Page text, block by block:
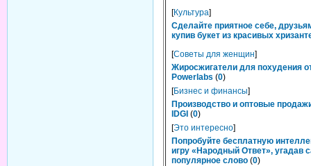
[Культура]
Сделайте приятное себе,
купив букет из красивых
[Советы для женщин]
Жиросжигатели для похудения
Powerlabs (0)
[Бизнес и финансы]
Производство и оптовые
IDGI (0)
[Это интересно]
Попробуйте бесплатную
игру «Народный Ответ», угадав
популярное слово (0)